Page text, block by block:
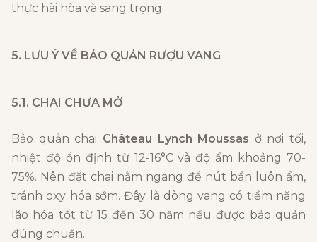
thực hài hòa và sang trọng.
5. LƯU Ý VỀ BẢO QUẢN RƯỢU VANG
5.1. CHAI CHƯA MỞ
Bảo quản chai Château Lynch Moussas ở nơi tối,
nhiệt độ ổn định từ 12-16°C và độ ẩm khoảng 70-
75%. Nên đặt chai nằm ngang để nút bần luôn ẩm,
tránh oxy hóa sớm. Đây là dòng vang có tiềm năng
lão hóa tốt từ 15 đến 30 năm nếu được bảo quản
đúng chuẩn.